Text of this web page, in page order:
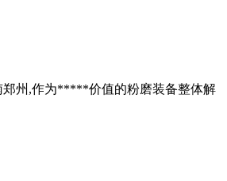
郑州,作为*****价值的粉磨装备整体解